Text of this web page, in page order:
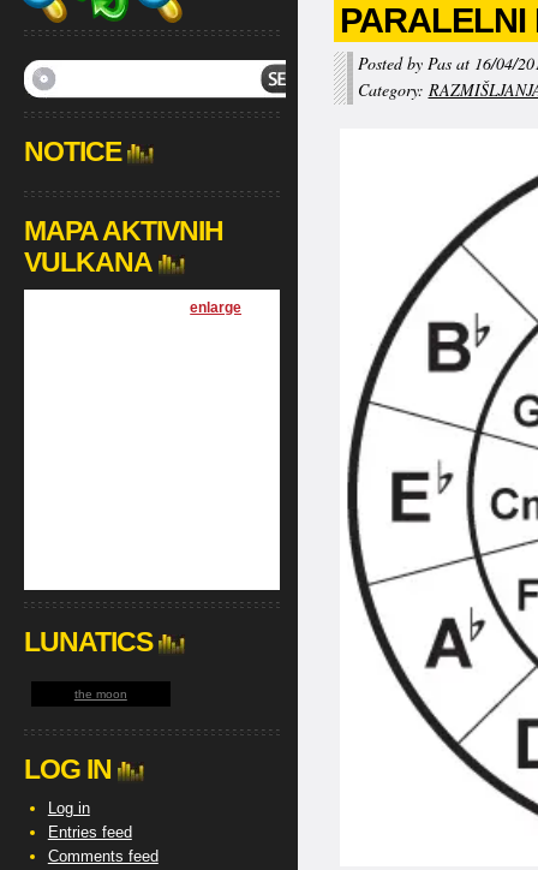
PARALELNI
Posted by Pas at 16/04/
Category:
NOTICE
MAPA AKTIVNIH
VULKANA
[enlarge
LUNATICS
the moon
LOG IN
Log in
Entries feed
Comments feed